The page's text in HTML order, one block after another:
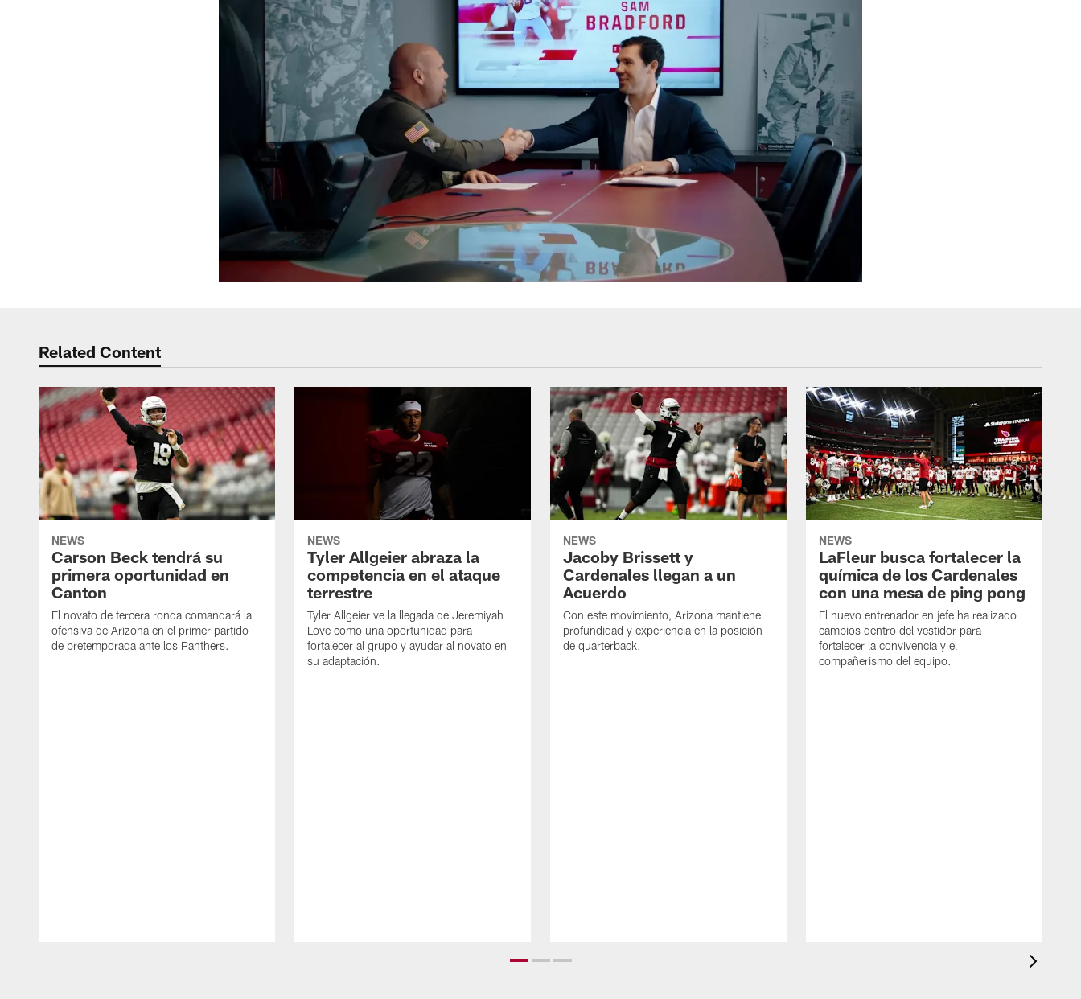
Related Content
NEWS
Carson Beck tendrá su
primera oportunidad en
Canton
El novato de tercera ronda comandará la
ofensiva de Arizona en el primer partido
de pretemporada ante los Panthers.
NEWS
Tyler Allgeier abraza la
competencia en el ataque
terrestre
Tyler Allgeier ve la llegada de Jeremiyah
Love como una oportunidad para
fortalecer al grupo y ayudar al novato en
su adaptación.
NEWS
Jacoby Brissett y
Cardenales llegan a un
Acuerdo
Con este movimiento, Arizona mantiene
profundidad y experiencia en la posición
de quarterback.
NEWS
LaFleur busca fortalecer la
química de los Cardenales
con una mesa de ping pong
El nuevo entrenador en jefe ha realizado
cambios dentro del vestidor para
fortalecer la convivencia y el
compañerismo del equipo.